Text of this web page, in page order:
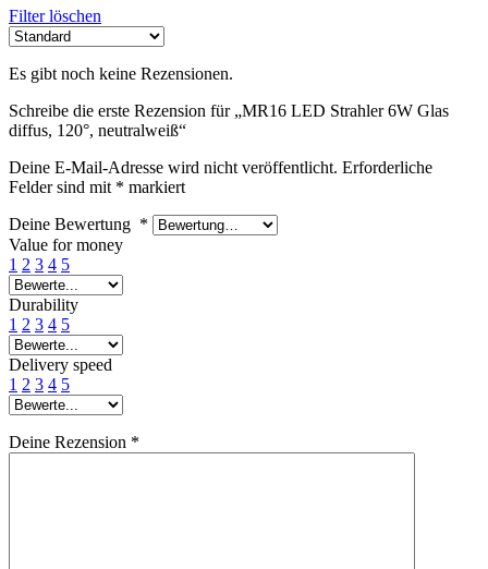
Filter löschen
Es gibt noch keine Rezensionen.
Schreibe die erste Rezension für „MR16 LED Strahler 6W Glas
diffus, 120°, neutralweiß“
Deine E-Mail-Adresse wird nicht veröffentlicht. Erforderliche
Felder sind mit * markiert
Deine Bewertung *
Value for money
1 2 3 4 5
Durability
1 2 3 4 5
Delivery speed
1 2 3 4 5
Deine Rezension *